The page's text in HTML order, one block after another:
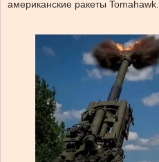
американские ракеты Tomahawk.